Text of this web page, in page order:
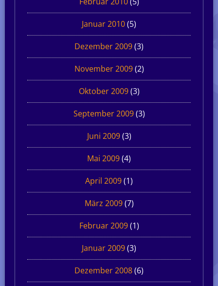
Januar 2010(5)
Dezember 2009(3)
November 2009(2)
Oktober 2009(3)
September 2009(3)
Juni 2009(3)
Mai 2009(4)
April 2009(1)
März 2009(7)
Februar 2009(1)
Januar 2009(3)
Dezember 2008(6)